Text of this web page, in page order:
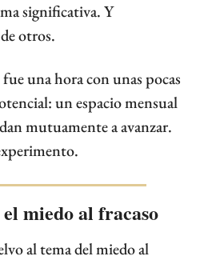
significativa. Y
otros.
una hora con unas pocas
un espacio mensual
mutuamente a avanzar.
miedo al fracaso
al tema del miedo al